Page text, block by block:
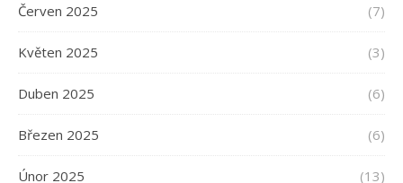
Červen 2025 (7)
Květen 2025 (3)
Duben 2025 (6)
Březen 2025 (6)
Únor 2025 (13)